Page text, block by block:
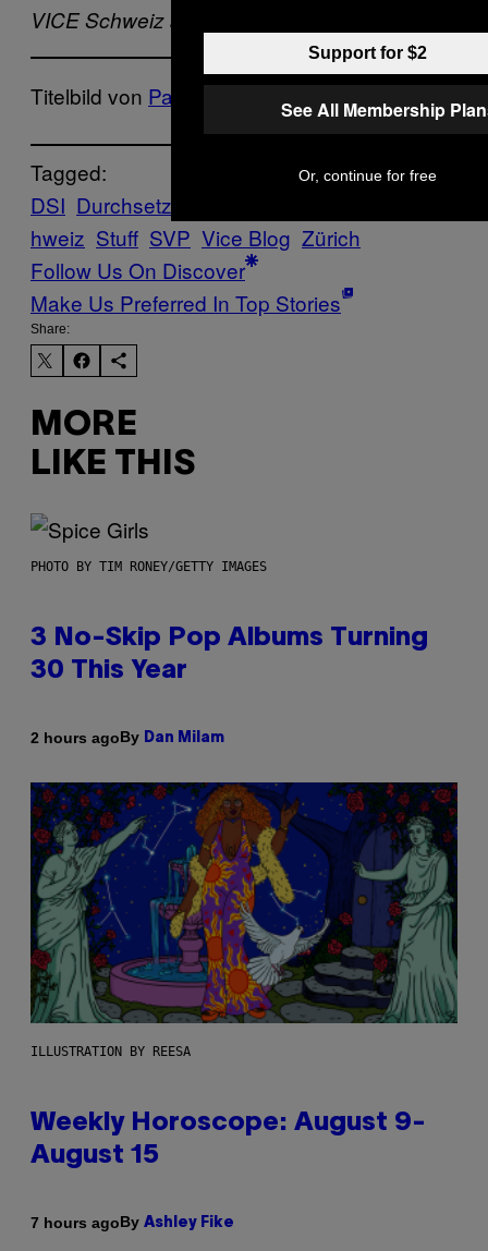
VICE Schweiz auf Twitter:
Titelbild von Parvez Sheik Fareed
Tagged:
DSI Durchsetzungsinitiative
hweiz Stuff SVP Vice Blog Zürich
Follow Us On Discover
Make Us Preferred In Top Stories
Share:
MORE
LIKE THIS
PHOTO BY TIM RONEY/GETTY IMAGES
3 No-Skip Pop Albums Turning
30 This Year
2 hours agoBy Dan Milam
ILLUSTRATION BY REESA
Weekly Horoscope: August 9-
August 15
7 hours agoBy Ashley Fike
Support for $2
See All Membership
Or, continue for free